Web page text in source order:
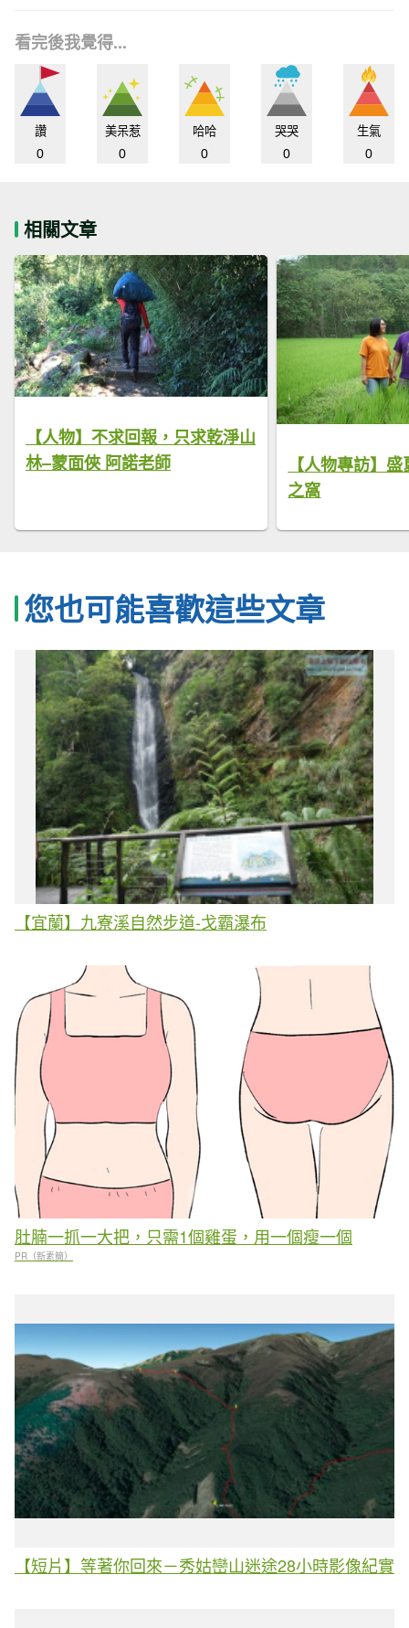
看完後我覺得...
讚
0
美呆惹
0
哈哈
0
哭哭
0
生氣
0
相關文章
【人物】不求回報，只求乾淨山
林–蒙面俠 阿諾老師
【人物專訪】
之窩
您也可能喜歡這些文章
【宜蘭】九寮溪自然步道-戈霸瀑布
肚腩一抓一大把，只需1個雞蛋，用一個瘦一個
PR（新素簡）
【短片】等著你回來－秀姑巒山迷途28小時影像紀實